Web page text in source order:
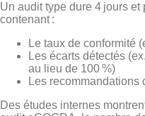
Un audit type dure 4 jours
contenant :
Le taux de conformité
Les écarts détectés
au lieu de 100 %)
Les recommandations
Des études internes